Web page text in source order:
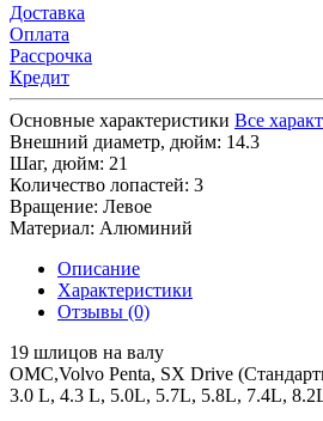
Доставка
Оплата
Рассрочка
Кредит
Основные характеристики Все
Внешний диаметр, дюйм: 14.3
Шаг, дюйм: 21
Количество лопастей: 3
Вращение: Левое
Материал: Алюминий
Описание
Характеристики
Отзывы (0)
19 шлицов на валу
OMC,Volvo Penta, SX Drive
3.0 L, 4.3 L, 5.0L, 5.7L, 5.8L, 7.4L,